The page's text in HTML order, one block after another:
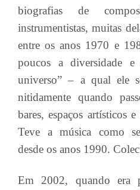
biografias de
instrumentistas, muitas
entre os anos 1970 e
poucos a diversidade e
universo” – a qual ele
nitidamente quando
bares, espaços artísticos
Teve a música como
desde os anos 1990.
Em 2002, quando era